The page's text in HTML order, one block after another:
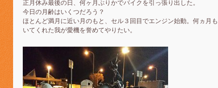
正月休み最後の日、何ヶ月ぶりかでバイクを引っ張り出した。
今日の月齢はいくつだろう？
ほとんど満月に近い月のもと、セル３回目でエンジン始動。何ヵ月
いてくれた我が愛機を誉めてやりたい。